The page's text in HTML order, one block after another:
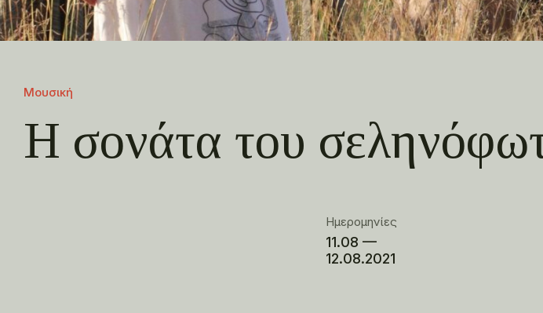
Μουσική
Η σονάτα του
Ημερομηνίες
11.08 —
12.08.2021